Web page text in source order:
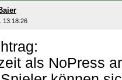
13:18:26
als NoPress